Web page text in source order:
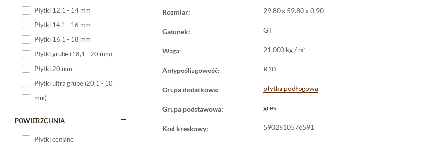
Płytki małe
Płytki 12,1 - 14 mm
Płytki 14,1 - 16 mm
Płytki 16,1 - 18 mm
Płytki grube (18,1 - 20 mm)
Płytki 20 mm
Płytki ultra grube (20,1 - 30
mm)
POWIERZCHNIA
Płytki ceglane
Rozmiar: 29.80 x 59.80 x 0.90
Gatunek: G I
Waga: 21.000 kg / m²
Antypoślizgowość: R10
Grupa dodatkowa: płytka podłogowa
Grupa podstawowa: gres
Kod kreskowy: 5902610576591